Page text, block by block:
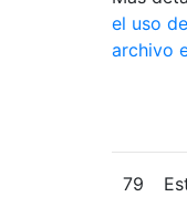
el uso
archivo
79